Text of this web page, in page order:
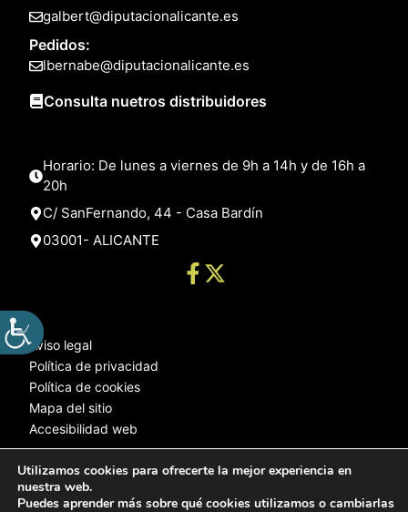
galbert@diputacionalicante.es
Pedidos:
lbernabe@diputacionalicante.es
Consulta nuetros distribuidores
Horario: De lunes a viernes de 9h a 14h y de 16h a
20h
C/ SanFernando, 44 - Casa Bardín
03001- ALICANTE
Aviso legal
Política de privacidad
Política de cookies
Mapa del sitio
Accesibilidad web
© 2025 Web desarrollada por el Servicio de Informática de Diputación
Utilizamos cookies para ofrecerte la mejor experiencia en
nuestra web.
Puedes aprender más sobre qué cookies utilizamos o cambiarlas